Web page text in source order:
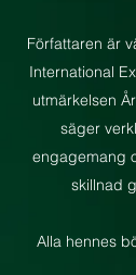
Författaren är
International
utmärkelsen
säger
engagemang
skillnad
Alla hennes